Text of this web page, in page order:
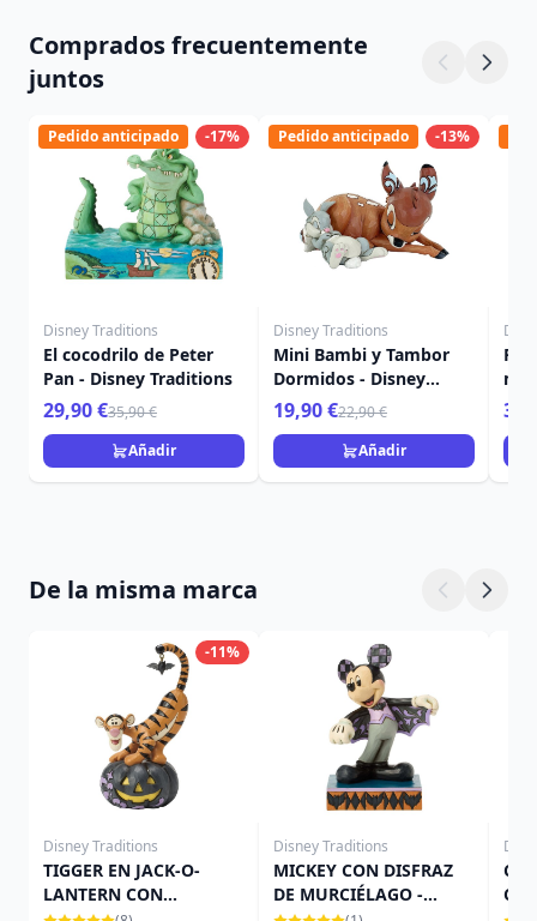
Comprados frecuentemente
juntos
-17%
Pedido anticipado
Disney Traditions
El cocodrilo de Peter
Pan - Disney Traditions
29,90 €35,90 €
Añadir
-13%
Pedido anticipado
Disney Traditions
Mini Bambi y Tambor
Dormidos - Disney
Traditions
19,90 €22,90 €
Añadir
De la misma marca
-11%
Disney Traditions
TIGGER EN JACK-O-
LANTERN CON
Disney Traditions
MICKEY CON DISFRAZ
DE MURCIÉLAGO -